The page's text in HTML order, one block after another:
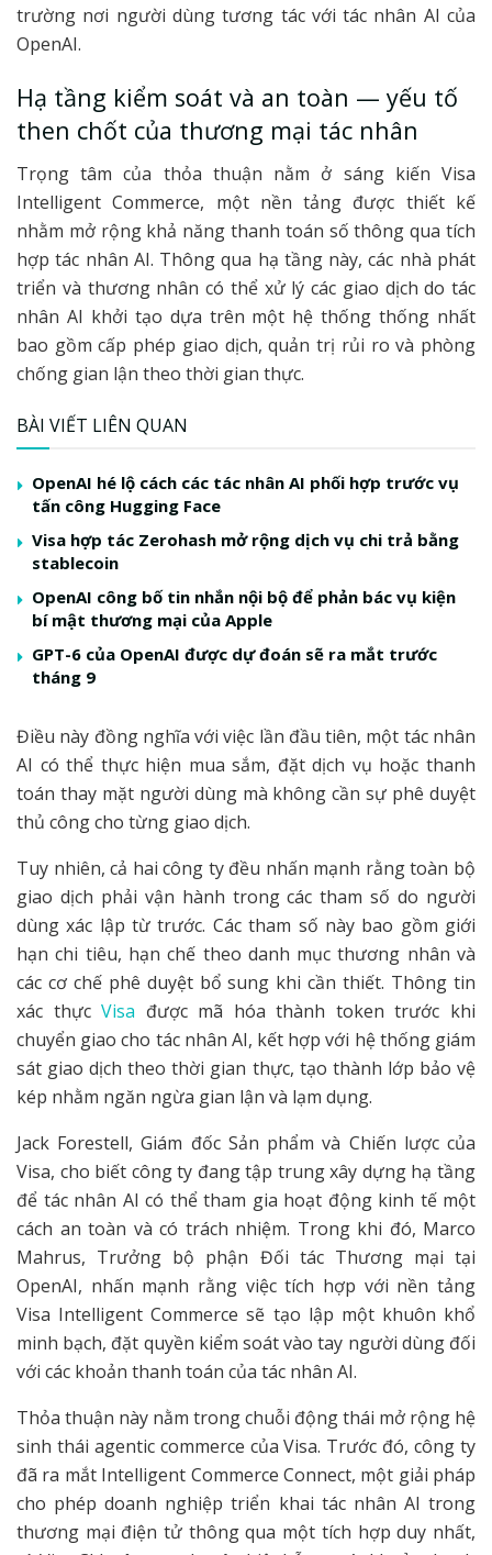
trường nơi người dùng tương tác với tác nhân AI của
OpenAI.
Hạ tầng kiểm soát và an toàn — yếu tố
then chốt của thương mại tác nhân
Trọng tâm của thỏa thuận nằm ở sáng kiến Visa
Intelligent Commerce, một nền tảng được thiết kế
nhằm mở rộng khả năng thanh toán số thông qua tích
hợp tác nhân AI. Thông qua hạ tầng này, các nhà phát
triển và thương nhân có thể xử lý các giao dịch do tác
nhân AI khởi tạo dựa trên một hệ thống thống nhất
bao gồm cấp phép giao dịch, quản trị rủi ro và phòng
chống gian lận theo thời gian thực.
BÀI VIẾT LIÊN QUAN
OpenAI hé lộ cách các tác nhân AI phối hợp trước vụ
tấn công Hugging Face
Visa hợp tác Zerohash mở rộng dịch vụ chi trả bằng
stablecoin
OpenAI công bố tin nhắn nội bộ để phản bác vụ kiện
bí mật thương mại của Apple
GPT-6 của OpenAI được dự đoán sẽ ra mắt trước
tháng 9
Điều này đồng nghĩa với việc lần đầu tiên, một tác nhân
AI có thể thực hiện mua sắm, đặt dịch vụ hoặc thanh
toán thay mặt người dùng mà không cần sự phê duyệt
thủ công cho từng giao dịch.
Tuy nhiên, cả hai công ty đều nhấn mạnh rằng toàn bộ
giao dịch phải vận hành trong các tham số do người
dùng xác lập từ trước. Các tham số này bao gồm giới
hạn chi tiêu, hạn chế theo danh mục thương nhân và
các cơ chế phê duyệt bổ sung khi cần thiết. Thông tin
xác thựcVisa được mã hóa thành token trước khi
chuyển giao cho tác nhân AI, kết hợp với hệ thống giám
sát giao dịch theo thời gian thực, tạo thành lớp bảo vệ
kép nhằm ngăn ngừa gian lận và lạm dụng.
Jack Forestell, Giám đốc Sản phẩm và Chiến lược của
Visa, cho biết công ty đang tập trung xây dựng hạ tầng
để tác nhân AI có thể tham gia hoạt động kinh tế một
cách an toàn và có trách nhiệm. Trong khi đó, Marco
Mahrus, Trưởng bộ phận Đối tác Thương mại tại
OpenAI, nhấn mạnh rằng việc tích hợp với nền tảng
Visa Intelligent Commerce sẽ tạo lập một khuôn khổ
minh bạch, đặt quyền kiểm soát vào tay người dùng đối
với các khoản thanh toán của tác nhân AI.
Thỏa thuận này nằm trong chuỗi động thái mở rộng hệ
sinh thái agentic commerce của Visa. Trước đó, công ty
đã ra mắt Intelligent Commerce Connect, một giải pháp
cho phép doanh nghiệp triển khai tác nhân AI trong
thương mại điện tử thông qua một tích hợp duy nhất,